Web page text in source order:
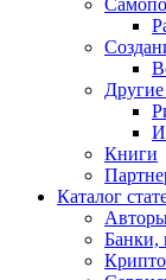
Книги
Каталог
Банки,